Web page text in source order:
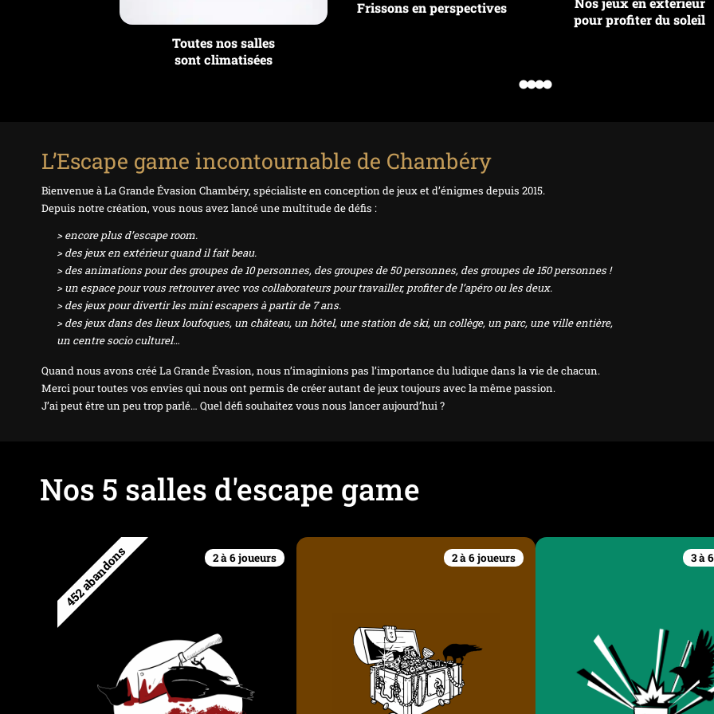
Toutes nos salles
sont climatisées
Frissons en perspectives
pour profiter du soleil
L’Escape game incontournable de Chambéry
Bienvenue à La Grande Évasion Chambéry, spécialiste en conception de jeux et d’énigmes depuis 2015.
Depuis notre création, vous nous avez lancé une multitude de défis :
> encore plus d’escape room.
> des jeux en extérieur quand il fait beau.
> des animations pour des groupes de 10 personnes, des groupes de 50 personnes, des groupes de150 personnes!
> un espace pour vous retrouver avec vos collaborateurs pour travailler, profiter de l’apéro ou les deux.
> des jeux pour divertir les mini escapers à partir de 7 ans.
> des jeux dans des lieux loufoques, un château, un hôtel, une station de ski, un collège, un parc, une ville entière,
un centre socio culturel…
Quand nous avons créé La Grande Évasion, nous n’imaginions pas l’importance du ludique dans la vie de chacun.
Merci pour toutes vos envies qui nous ont permis de créer autant de jeux toujours avec la même passion.
J’ai peut être un peu trop parlé… Quel défi souhaitez vous nous lancer aujourd’hui ?
Nos 5 salles d'escape game
2 à 6 joueurs
452 abandons L'Abattoir
lieu dans la région depuis quelques
semaines. Un appel téléphonique
inquiétant vous amène à penser que
trois d’entre eux pourraient être
séquestrés dans un ancien abattoir
2 à 6 joueurs
Cambriolage chez le
Une mystérieuse relique a été retrouvée il
y a quelques jours par un explorateur de
renom. Celle ci présente des propriétés
paranormales et intéresse un grand
nombre de gens mal intentionnés. Un
3 à
La Boîte de
Le déjanté Trautman
bassin chambérien. Nous
recherche d’individus au
barrés que lui pour
menace. Vous sentez vous